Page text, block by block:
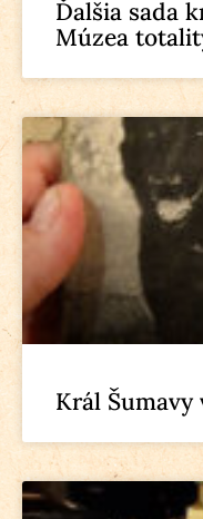
Ďalšia sada
Múzea
Král